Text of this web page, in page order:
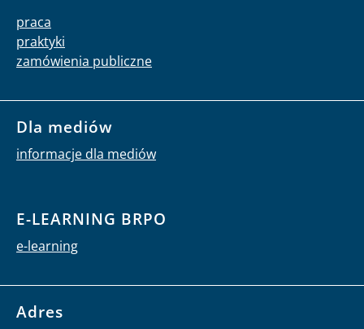
praca
praktyki
zamówienia publiczne
Dla mediów
informacje dla mediów
E-LEARNING BRPO
e-learning
Adres